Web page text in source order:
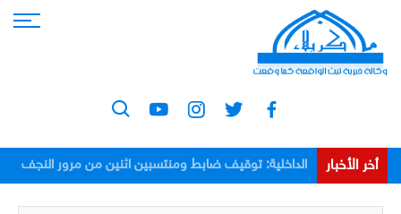
أخر الأخبار
الداخلية: توقيف ضابط ومنتسبين اثنين من مرور النجف